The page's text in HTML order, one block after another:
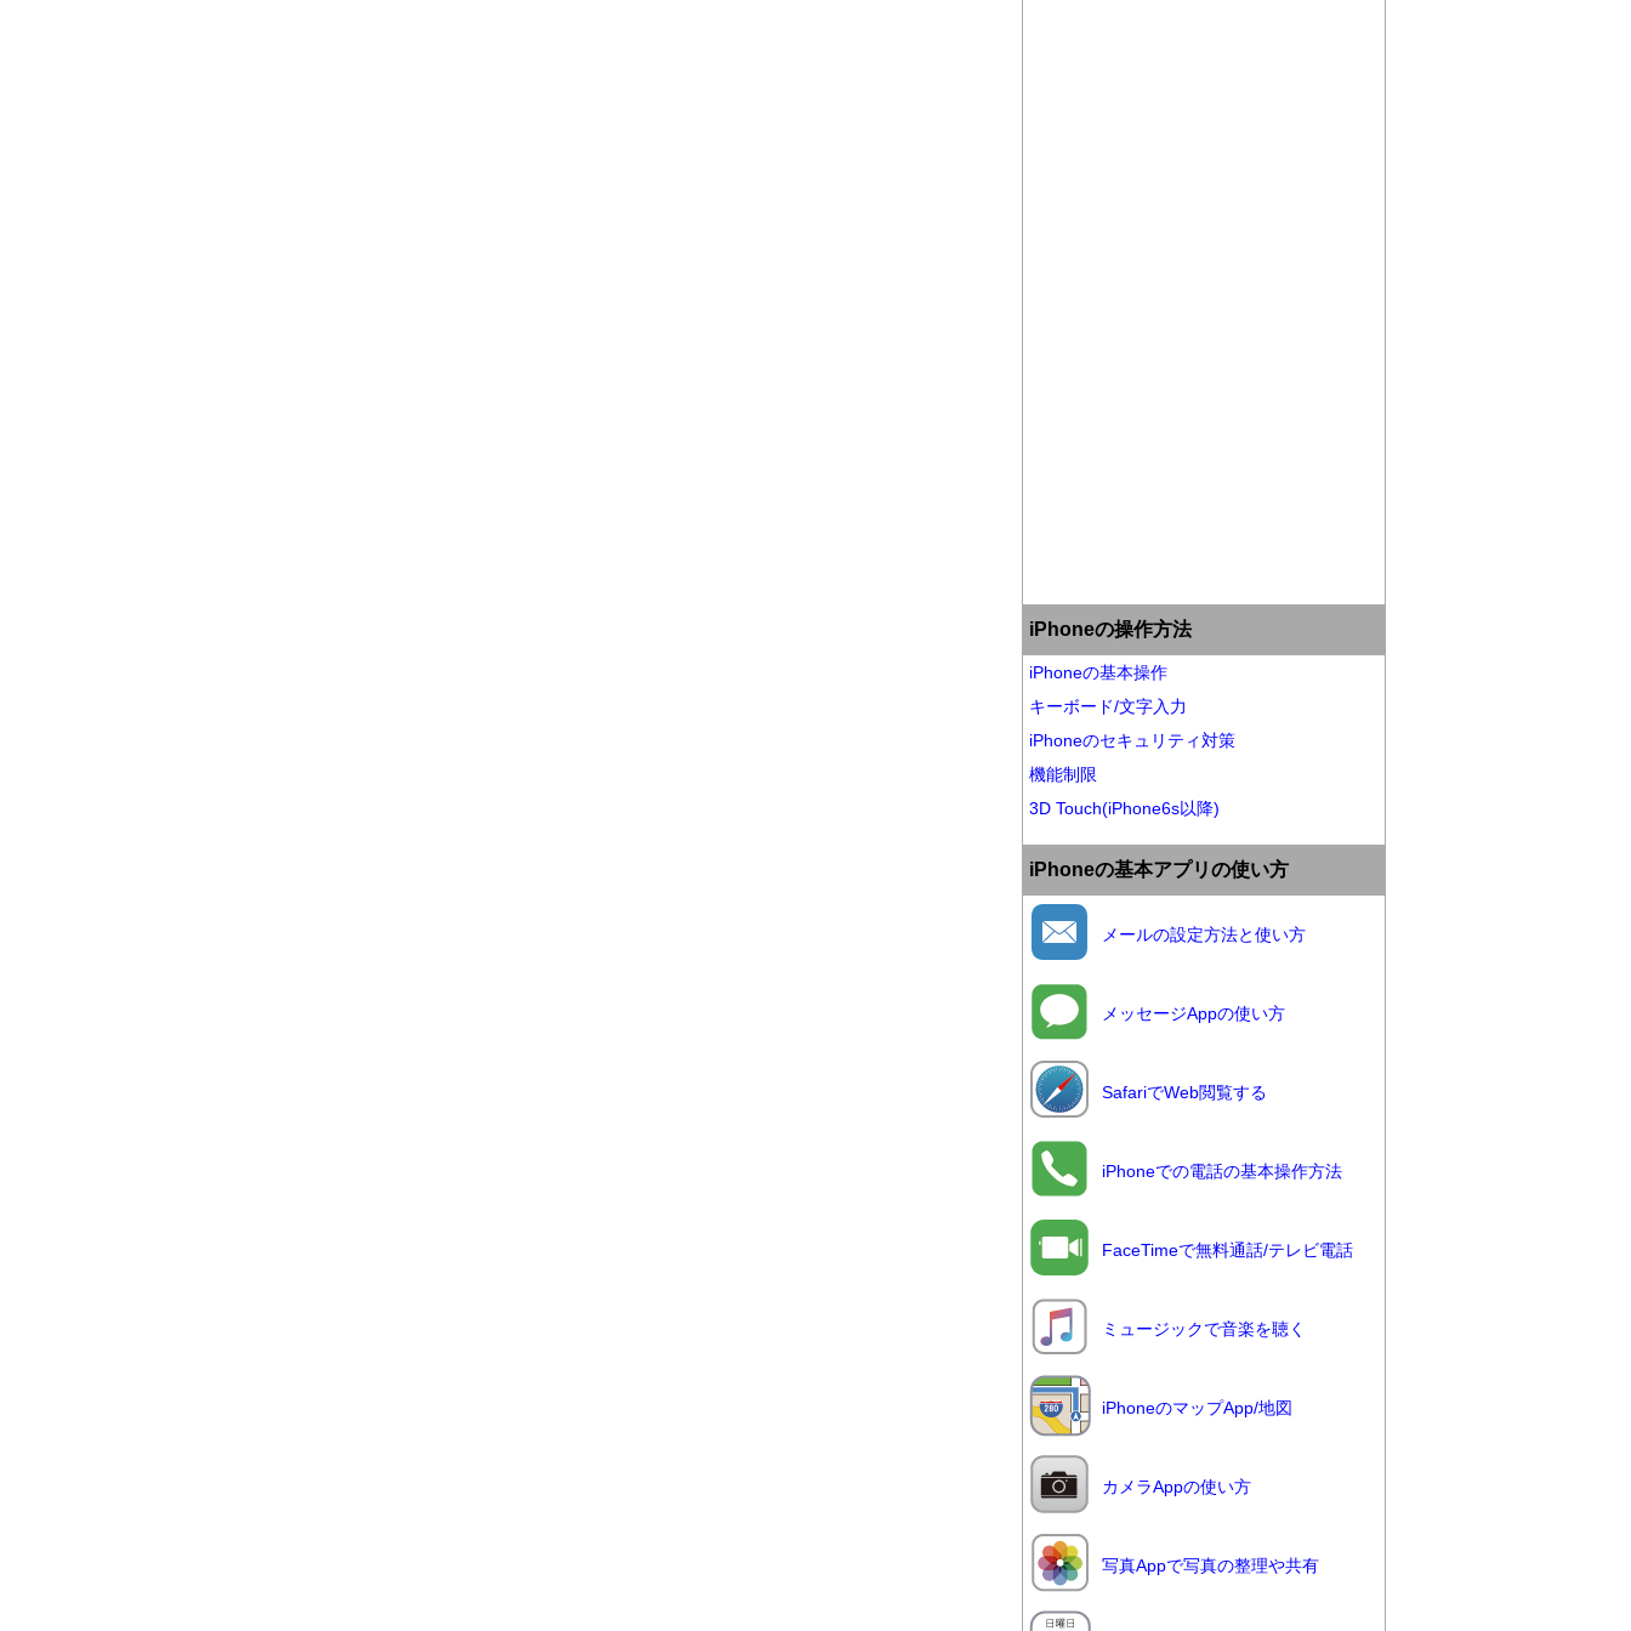
iPhoneの操作方法
iPhoneの基本操作
キーボード/文字入力
iPhoneのセキュリティ対策
機能制限
3D Touch(iPhone6s以降)
iPhoneの基本アプリの使い方
メールの設定方法と使い方
メッセージAppの使い方
SafariでWeb閲覧する
iPhoneでの電話の基本操作方法
FaceTimeで無料通話/テレビ電話
ミュージックで音楽を聴く
iPhoneのマップApp/地図
カメラAppの使い方
写真Appで写真の整理や共有